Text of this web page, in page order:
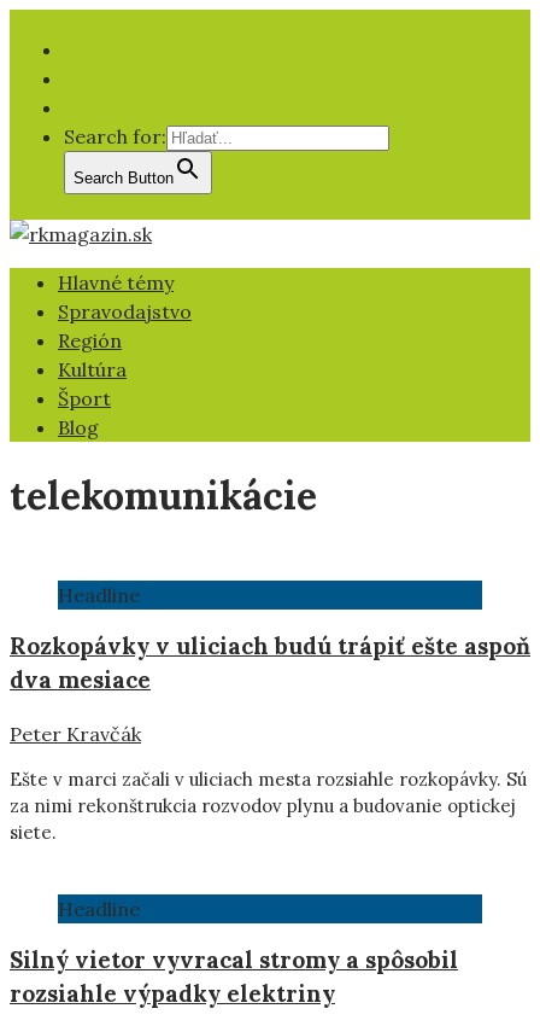
Search for:
Search Button
Hlavné témy
Spravodajstvo
Región
Kultúra
Šport
Blog
telekomunikácie
Headline
Rozkopávky v uliciach budú trápiť ešte aspoň
dva mesiace
Peter Kravčák
Ešte v marci začali v uliciach mesta rozsiahle rozkopávky. Sú
za nimi rekonštrukcia rozvodov plynu a budovanie optickej
siete.
Headline
Silný vietor vyvracal stromy a spôsobil
rozsiahle výpadky elektriny